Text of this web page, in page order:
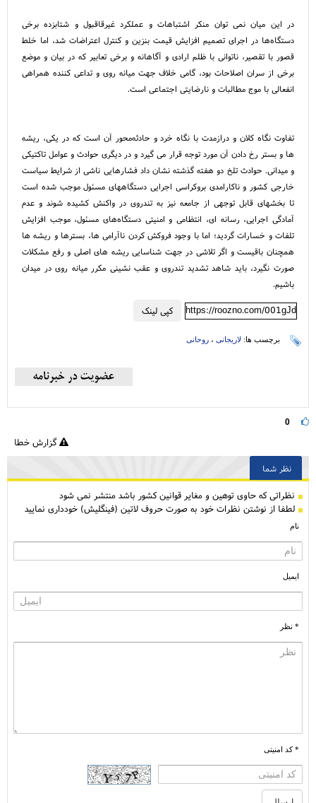
در این میان نمی توان منکر اشتباهات و عملکرد غیرقاقبول و شتابزده برخی
دستگاه‌ها در اجرای تصمیم افزایش قیمت بنزین و کنترل اعتراضات شد، اما خلط
قصور با تقصیر، ناتوانی با ظلم ارادی و آگاهانه و برخی تعابیر که در بیان و موضع
برخی از سران اصلاحات بود، گامی خلاف جهت میانه روی و تداعی کننده همراهی
انفعالی با موج مطالبات و نارضایتی اجتماعی است.
تفاوت نگاه کلان و درازمدت با نگاه خرد و حادثه‌محور آن است که در یکی، ریشه
ها و بستر رخ دادن آن مورد توجه قرار می گیرد و در دیگری حوادث و عوامل تاکتیکی
و میدانی. حوادث تلخ دو هفته گذشته نشان داد فشارهایی ناشی از شرایط سیاست
خارجی کشور و ناکارامدی بروکراسی اجرایی دستگاههای مسئول موجب شده است
تا بخشهای قابل توجهی از جامعه نیز به تندروی در واکنش کشیده شوند و عدم
آمادگی اجرایی، رسانه ای، انتظامی و امنیتی دستگاه‌های مسئول، موجب افزایش
تلفات و خسارات گردید؛ اما با وجود فروکش کردن ناآرامی ها، بسترها و ریشه ها
همچنان باقیست و اگر تلاشی در جهت شناسایی ریشه های اصلی و رفع مشکلات
صورت نگیرد، باید شاهد تشدید تندروی و عقب نشینی مکرر میانه روی در میدان
باشیم.
کپی لینک https://roozno.com/001gJd
برچسب ها: لاریجانی ، روحانی
0
گزارش خطا
نظر شما
نظراتی كه حاوی توهین و مغایر قوانین کشور باشد منتشر نمی شود
لطفا از نوشتن نظرات خود به صورت حروف لاتین (فینگلیش) خودداری نمایید
نام
ایمیل
* نظر
* کد امنیتی